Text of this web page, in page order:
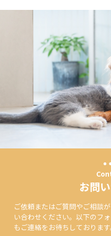
お問
ご依頼またはご質問やご相談
い合わせください。以下のフ
もご連絡をお待ちしております